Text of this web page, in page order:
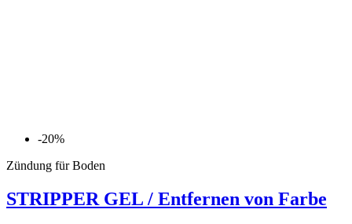
-20%
Zündung für Boden
STRIPPER GEL / Entfernen von Farbe